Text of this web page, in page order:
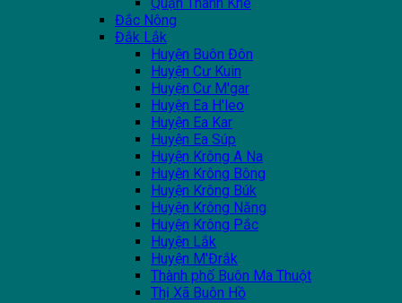
Đắc Nông
Đắk Lắk
Huyện Buôn Đôn
Huyện Cư Kuin
Huyện Cư M'gar
Huyện Ea H'leo
Huyện Ea Kar
Huyện Ea Súp
Huyện Krông A Na
Huyện Krông Bông
Huyện Krông Búk
Huyện Krông Năng
Huyện Krông Pắc
Huyện Lắk
Huyện M'Đrắk
Thành phố Buôn Ma Thuột
Thị Xã Buôn Hồ